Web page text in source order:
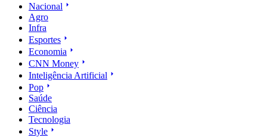
Nacional
Agro
Infra
Esportes
Economia
CNN Money
Inteligência Artificial
Pop
Saúde
Ciência
Tecnologia
Style